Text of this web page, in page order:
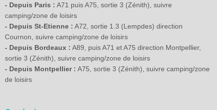
- Depuis Paris : A71 puis A75, sortie 3 (Zénith), suivre
camping/zone de loisirs
- Depuis St-Etienne : A72, sortie 1.3 (Lempdes) direction
Cournon, suivre camping/zone de loisirs
- Depuis Bordeaux : A89, puis A71 et A75 direction Montpellier,
sortie 3 (Zénith), suivre camping/zone de loisirs
- Depuis Montpellier : A75, sortie 3 (Zénith), suivre camping/zone
de loisirs